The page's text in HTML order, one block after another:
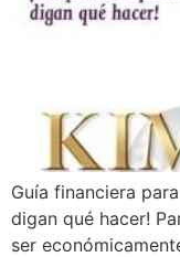
Guía financiera
digan qué hacer!
ser